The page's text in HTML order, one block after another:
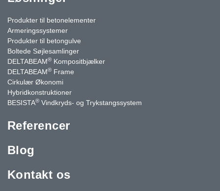
Produkter til betonelementer
Armeringssystemer
Produkter til betongulve
Boltede Søjlesamlinger
DELTABEAM® Kompositbjælker
DELTABEAM® Frame
Cirkulær Økonomi
Hybridkonstruktioner
BESISTA® Vindkryds- og Trykstangssystem
Referencer
Blog
Kontakt os